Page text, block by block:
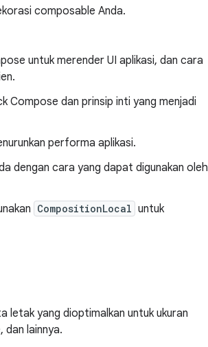
composable Anda.
untuk merender UI aplikasi, dan cara
Compose dan prinsip inti yang menjadi
performa aplikasi.
dengan cara yang dapat digunakan oleh
CompositionLocal untuk
letak yang dioptimalkan untuk ukuran
lainnya.